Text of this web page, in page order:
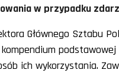
w przypadku
Głównego Sztabu
ich wykorzystania.